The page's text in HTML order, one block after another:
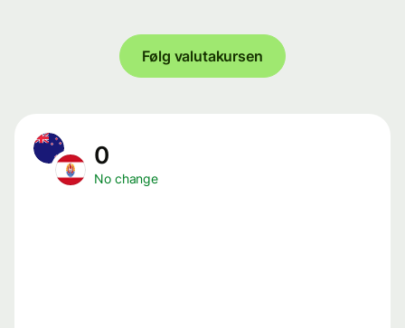
Følg valutakursen
0
No change